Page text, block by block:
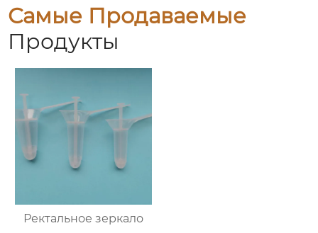
Самые Продаваемые
Продукты
Ректальное зеркало